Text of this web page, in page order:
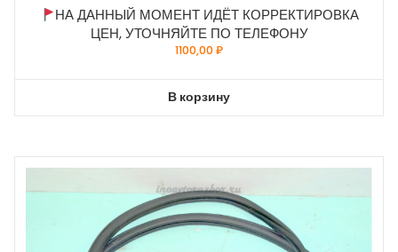
НА ДАННЫЙ МОМЕНТ ИДЁТ КОРРЕКТИРОВКА
ЦЕН, УТОЧНЯЙТЕ ПО ТЕЛЕФОНУ
1100,00₽
В корзину